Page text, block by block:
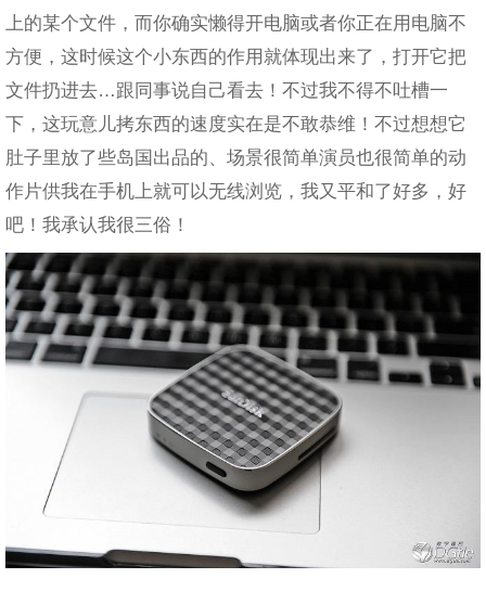
上的某个文件，而你确实懒得开电脑或者你正在用电脑不
方便，这时候这个小东西的作用就体现出来了，打开它把
文件扔进去…跟同事说自己看去！不过我不得不吐槽一
下，这玩意儿拷东西的速度实在是不敢恭维！不过想想它
肚子里放了些岛国出品的、场景很简单演员也很简单的动
作片供我在手机上就可以无线浏览，我又平和了好多，好
吧！我承认我很三俗！